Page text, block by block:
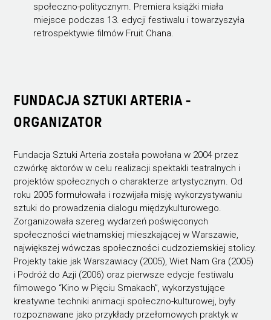
społeczno-politycznym. Premiera książki miała
miejsce podczas 13. edycji festiwalu i towarzyszyła
retrospektywie filmów Fruit Chana.
FUNDACJA SZTUKI ARTERIA -
ORGANIZATOR
Fundacja Sztuki Arteria została powołana w 2004 przez
czwórkę aktorów w celu realizacji spektakli teatralnych i
projektów społecznych o charakterze artystycznym. Od
roku 2005 formułowała i rozwijała misję wykorzystywaniu
sztuki do prowadzenia dialogu międzykulturowego.
Zorganizowała szereg wydarzeń poświęconych
społeczności wietnamskiej mieszkającej w Warszawie,
największej wówczas społeczności cudzoziemskiej stolicy.
Projekty takie jak Warszawiacy (2005), Wiet Nam Gra (2005)
i Podróż do Azji (2006) oraz pierwsze edycje festiwalu
filmowego “Kino w Pięciu Smakach”, wykorzystujące
kreatywne techniki animacji społeczno-kulturowej, były
rozpoznawane jako przykłady przełomowych praktyk w